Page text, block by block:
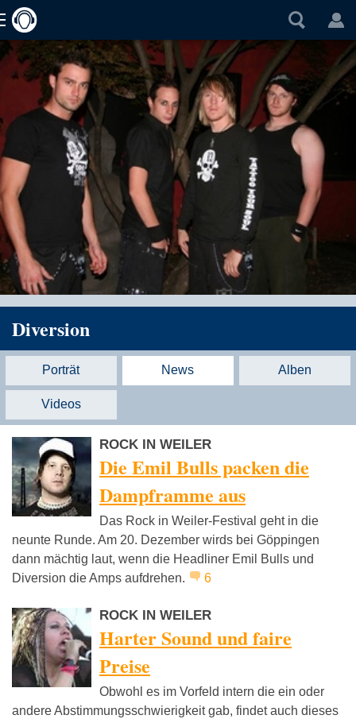
Diversion
Porträt News Alben
Videos
ROCK IN WEILER
Die Emil Bulls packen die
Dampframme aus
Das Rock in Weiler-Festival geht in die
neunte Runde. Am 20. Dezember wirds bei Göppingen
dann mächtig laut, wenn die Headliner Emil Bulls und
Diversion die Amps aufdrehen.
6
ROCK IN WEILER
Harter Sound und faire
Preise
Obwohl es im Vorfeld intern die ein oder
andere Abstimmungsschwierigkeit gab, findet auch dieses